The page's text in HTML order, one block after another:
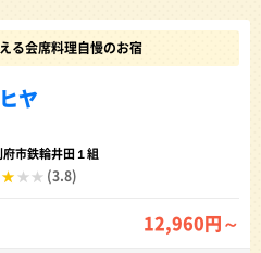
る会席料理自慢のお宿
ヤ
市鉄輪井田１組
(3.8)
12,960円～